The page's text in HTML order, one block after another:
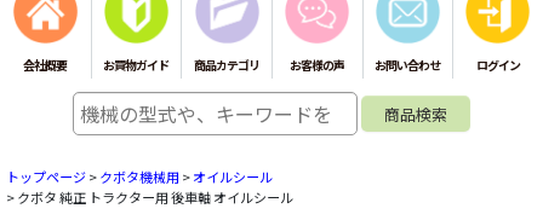
会社概要 お買物ガイド 商品カテゴリ お客様の声 お問い合わせ ログイン
トップページ>クボタ機械用 >オイルシール
>クボタ 純正 トラクター用 後車軸 オイルシール